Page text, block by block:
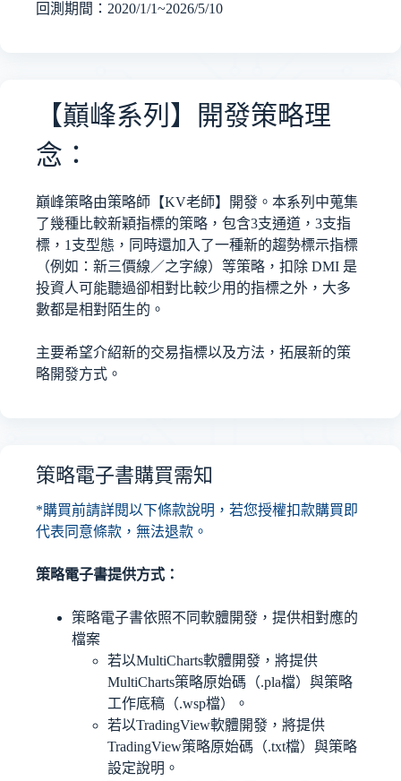
回測期間：2020/1/1~2026/5/10
【巔峰系列】開發策略理
念：
巔峰策略由策略師【KV老師】開發。本系列中蒐集
了幾種比較新穎指標的策略，包含3支通道，3支指
標，1支型態，同時還加入了一種新的趨勢標示指標
（例如：新三價線／之字線）等策略，扣除 DMI 是
投資人可能聽過卻相對比較少用的指標之外，大多
數都是相對陌生的。
主要希望介紹新的交易指標以及方法，拓展新的策
略開發方式。
策略電子書購買需知
*購買前請詳閱以下條款說明，若您授權扣款購買即
代表同意條款，無法退款。
策略電子書提供方式：
策略電子書依照不同軟體開發，提供相對應的
檔案
若以MultiCharts軟體開發，將提供
MultiCharts策略原始碼（.pla檔）與策略
工作底稿（.wsp檔）。
若以TradingView軟體開發，將提供
TradingView策略原始碼（.txt檔）與策略
設定說明。